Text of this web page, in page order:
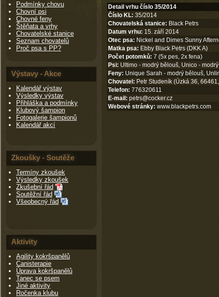
Podmínky chovu
Chovní psi
Chovné feny
Štěňata a vrhy
Chovatelské stanice
Seznam chovatelů
Proč psa s PP?
Výstavy - Akce
Kalendář výstav
Výsledky výstav
Přihláška a podmínky
Klubový šampion
Fotogalerie šampionů
Kalendář akcí
Zkoušky - Soutěže
Termíny zkoušek
Výsledky zkoušek
Zkušební řád
Soutěžní řád
Všeobecný řád
Aktivity
Agility kokršpanělů
Canisterapie
Úprava kokršpanělů
Tanec se psem
Jiné aktivity
Ročenka klubu
Detail vrhu číslo 35/2014
Číslo KL: 35/2014
Chovatelská stanice: Black Petrs
Datum vrhu: 15. září 2014
Otec psa: Nickel and Dimes Sunny
Matka psa: Ebby Black Petrs (DKK A)
Počet potomků: 7 (5x pes, 2x fena)
Psi: Ultimo - modrý bělouš, Unico -
Feny: Unique Sarah - modrý bělouš,
Chovatel: Petr Studeník (Úzká 36,
Telefon: 776320611
E-mail: petrs@cocker.cz
Webové stránky: www.blackpetrs.com